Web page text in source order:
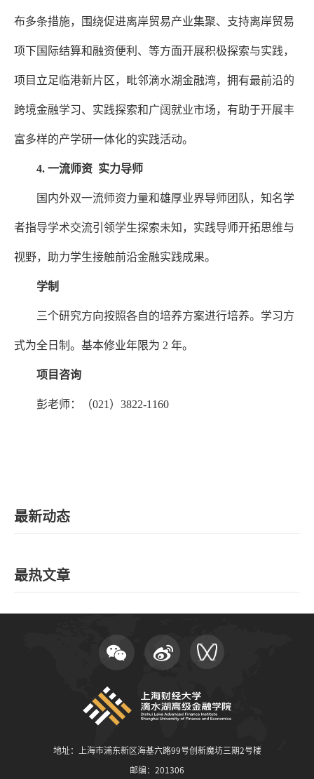
布多条措施，围绕促进离岸贸易产业集聚、支持离岸贸易
项下国际结算和融资便利、等方面开展积极探索与实践，
项目立足临港新片区，毗邻滴水湖金融湾，拥有最前沿的
跨境金融学习、实践探索和广阔就业市场，有助于开展丰
富多样的产学研一体化的实践活动。
4. 一流师资 实力导师
国内外双一流师资力量和雄厚业界导师团队，知名学
者指导学术交流引领学生探索未知，实践导师开拓思维与
视野，助力学生接触前沿金融实践成果。
学制
三个研究方向按照各自的培养方案进行培养。学习方
式为全日制。基本修业年限为 2 年。
项目咨询
彭老师：（021 ） 3822-1160
最新动态
最热文章
地址：上海市浦东新区海基六路99号创新魔坊三期2号楼
邮编：201306